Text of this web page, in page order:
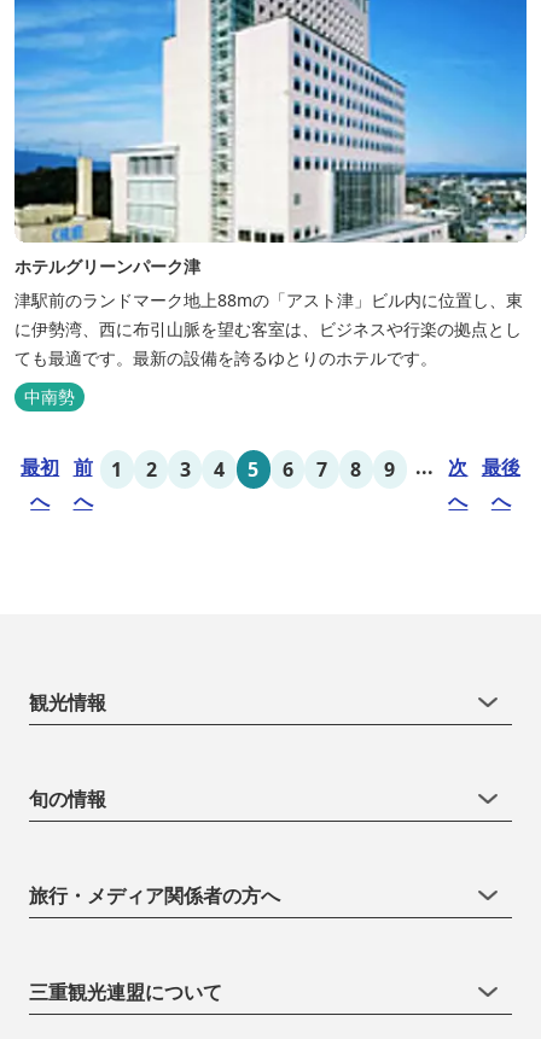
ホテルグリーンパーク津
津駅前のランドマーク地上88mの「アスト津」ビル内に位置し、東
に伊勢湾、西に布引山脈を望む客室は、ビジネスや行楽の拠点とし
ても最適です。最新の設備を誇るゆとりのホテルです。
中南勢
最初
へ
前
へ
1 2 3 4 5 6 7 8 9 ...
次
へ
最後
へ
観光情報
旬の情報
旅行・メディア関係者の方へ
三重観光連盟について